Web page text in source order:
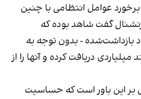
برخورد عوامل انتظامی با چنین
گفت شاهد بوده که
بازداشت‌‌شده - بدون توجه به
دریافت کرده و آنها را از
این باور است که حساسیت